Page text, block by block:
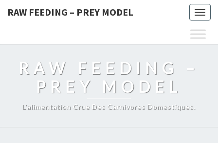
RAW FEEDING – PREY MODEL
RAW FEEDING –
PREY MODEL
L'alimentation Crue Des Carnivores Domestiques.